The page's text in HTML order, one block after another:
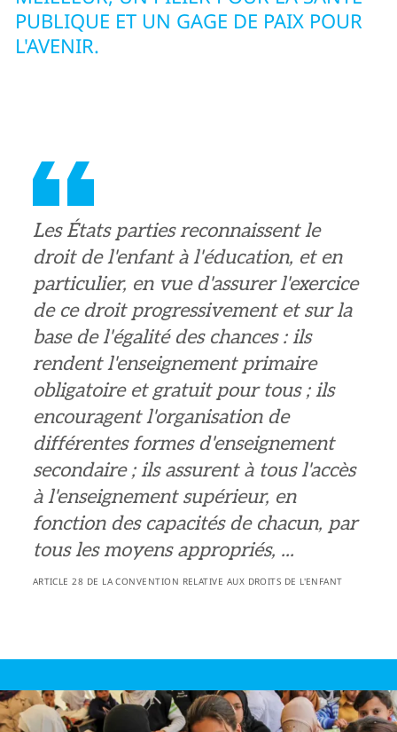
PUBLIQUE ET UN GAGE DE PAIX POUR
L'AVENIR.
Les États parties reconnaissent le
droit de l'enfant à l'éducation, et en
particulier, en vue d'assurer l'exercice
de ce droit progressivement et sur la
base de l'égalité des chances : ils
rendent l'enseignement primaire
obligatoire et gratuit pour tous ; ils
encouragent l'organisation de
différentes formes d'enseignement
secondaire ; ils assurent à tous l'accès
à l'enseignement supérieur, en
fonction des capacités de chacun, par
tous les moyens appropriés, ...
ARTICLE 28 DE LA CONVENTION RELATIVE AUX DROITS DE L'ENFANT